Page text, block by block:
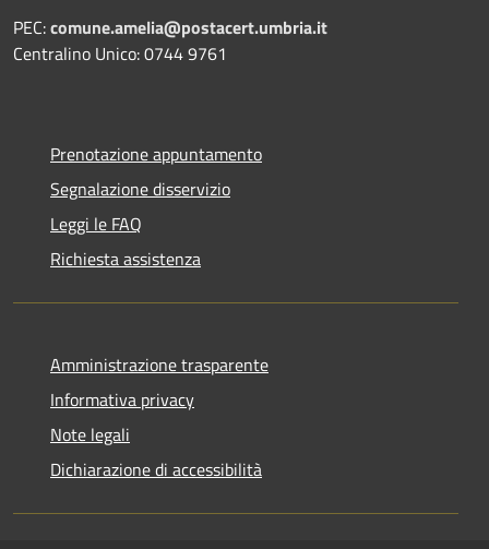
PEC:comune.amelia@postacert.umbria.it
Centralino Unico: 0744 9761
Prenotazione appuntamento
Segnalazione disservizio
Leggi le FAQ
Richiesta assistenza
Amministrazione trasparente
Informativa privacy
Note legali
Dichiarazione di accessibilità